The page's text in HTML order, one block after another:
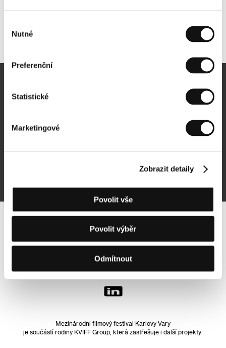
souhlasu
Nutné
Preferenční
Statistické
Marketingové
Zobrazit detaily
Povolit vše
Povolit výběr
Odmítnout
Sledujte nás na síti:
Mezinárodní filmový festival Karlovy Vary
je součástí rodiny KVIFF Group, která zastřešuje i další projekty: